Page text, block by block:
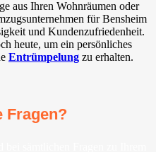
aus Ihren Wohnräumen oder
für Bensheim
und Kundenzufriedenheit.
heute, um ein persönliches
Entrümpelung zu erhalten.
Fragen?